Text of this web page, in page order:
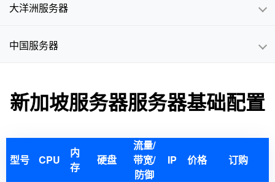
大洋洲服务器
中国服务器
新加坡服务器服务器基础配置
型号 CPU
内
存
硬盘
流量/
带宽/
防御
IP 价格 订购